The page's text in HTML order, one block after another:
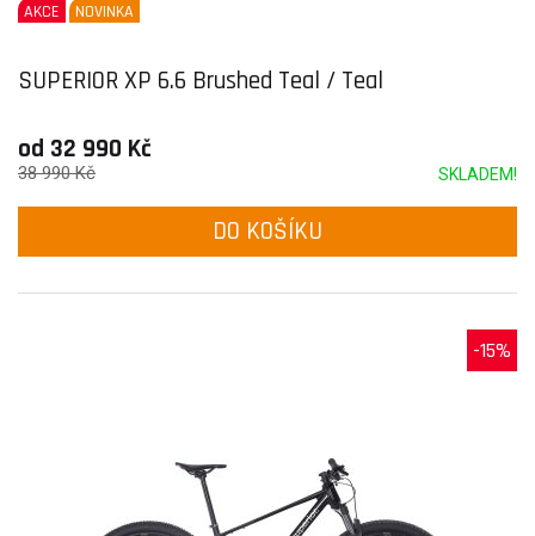
AKCE NOVINKA
SUPERIOR XP 6.6 Brushed Teal / Teal
od 32 990 Kč
SKLADEM!
38 990 Kč
DO KOŠÍKU
-15%